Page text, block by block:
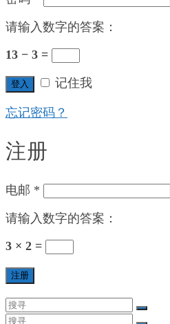
请输入数字的答案：
13 − 3 =
登入 记住我
忘记密码？
注册
电邮 *
请输入数字的答案：
3 × 2 =
注册
Search
for:
Search